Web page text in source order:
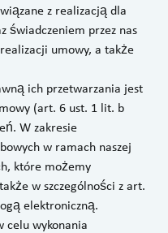
z realizacją dla
świadczeniem przez nas
umowy, a także
ich przetwarzania jest
(art. 6 ust. 1 lit. b
W zakresie
w ramach naszej
które możemy
w szczególności z art.
elektroniczną.
celu wykonania